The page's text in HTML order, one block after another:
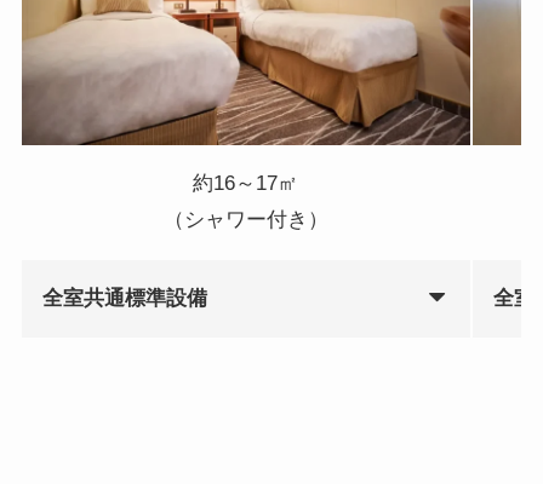
約16～17㎡
（シャワー付き）
全室共通標準設備 全室